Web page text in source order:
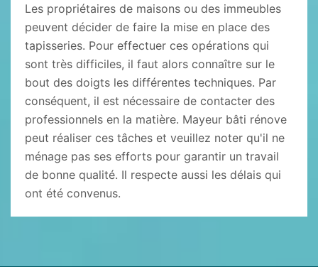
Les propriétaires de maisons ou des immeubles
peuvent décider de faire la mise en place des
tapisseries. Pour effectuer ces opérations qui
sont très difficiles, il faut alors connaître sur le
bout des doigts les différentes techniques. Par
conséquent, il est nécessaire de contacter des
professionnels en la matière. Mayeur bâti rénove
peut réaliser ces tâches et veuillez noter qu'il ne
ménage pas ses efforts pour garantir un travail
de bonne qualité. Il respecte aussi les délais qui
ont été convenus.